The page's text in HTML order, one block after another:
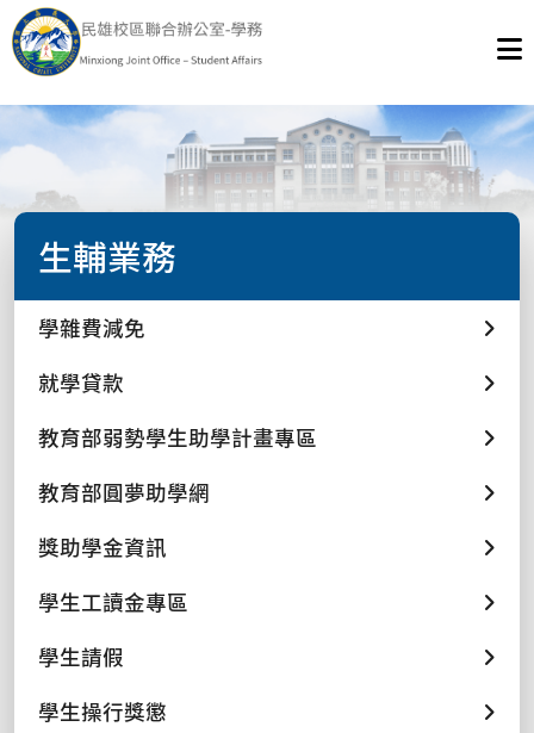
生輔業務
學雜費減免
就學貸款
教育部弱勢學生助學計畫專區
教育部圓夢助學網
獎助學金資訊
學生工讀金專區
學生請假
學生操行獎懲